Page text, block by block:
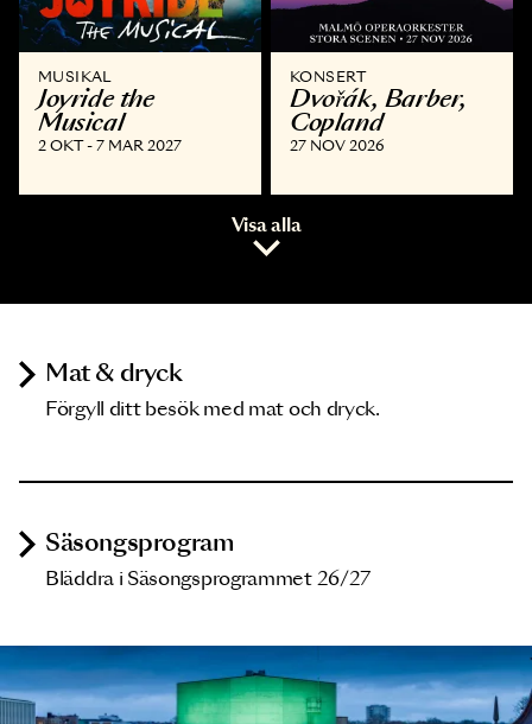
MUSIKAL
Joyride the
Musical
2 OKT - 7 MAR 2027
KONSERT
Dvořák, Barber,
Copland
27 NOV 2026
Visa alla
Mat & dryck
Förgyll ditt besök med mat och dryck.
Säsongsprogram
Bläddra i Säsongsprogrammet 26/27